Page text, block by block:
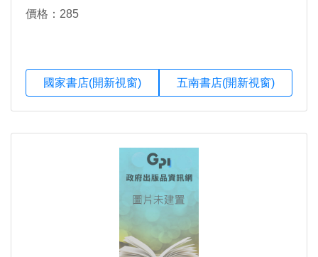
價格：285
國家書店(開新視窗) 五南書店(開新視窗)